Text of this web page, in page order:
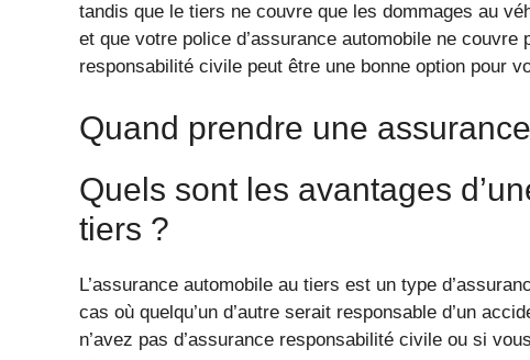
tandis que le tiers ne couvre que les dommages au
et que votre police d’assurance automobile ne
responsabilité civile peut être une bonne option pour
Quand prendre une
Quels sont les avantages
tiers ?
L’assurance automobile au tiers est un type
cas où quelqu’un d’autre serait responsable d’un
n’avez pas d’assurance responsabilité civile ou si